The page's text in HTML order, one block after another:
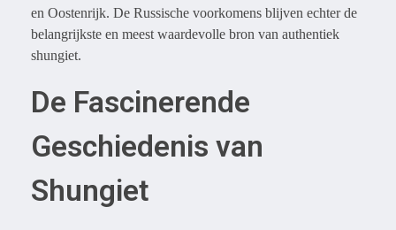
en Oostenrijk. De Russische voorkomens blijven echter de
belangrijkste en meest waardevolle bron van authentiek
shungiet.
De Fascinerende
Geschiedenis van
Shungiet